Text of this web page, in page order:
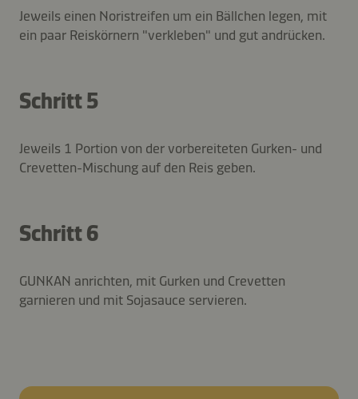
Jeweils einen Noristreifen um ein Bällchen legen, mit
ein paar Reiskörnern "verkleben" und gut andrücken.
Schritt 5
Jeweils 1 Portion von der vorbereiteten Gurken- und
Crevetten-Mischung auf den Reis geben.
Schritt 6
GUNKAN anrichten, mit Gurken und Crevetten
garnieren und mit Sojasauce servieren.